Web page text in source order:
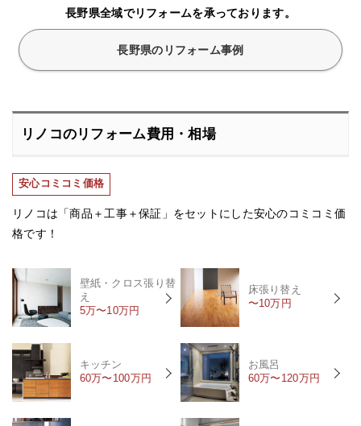
長野県全域でリフォームを承っております。
長野県のリフォーム事例
リノコのリフォーム費用・相場
安心コミコミ価格
リノコは「商品＋工事＋保証」をセットにした安心のコミコミ価
格です！
壁紙・クロス張り替
え
5万〜10万円
床張り替え
〜10万円
キッチン
60万〜100万円
お風呂
60万〜120万円